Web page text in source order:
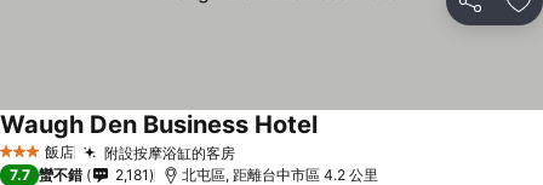
分享 加
3 星級 飯店 附設按摩浴缸的客房查看價格
Waugh Den Business Hotel查看價格
7.7 蠻不錯 2,181 北屯區, 距離台中市區 4.2 公里